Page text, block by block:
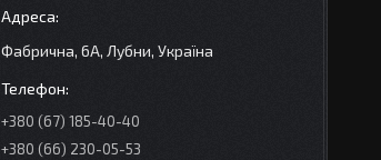
Фабрична, 6А, Лубни, Україна
+380 (67) 185-40-40
+380 (66) 230-05-53